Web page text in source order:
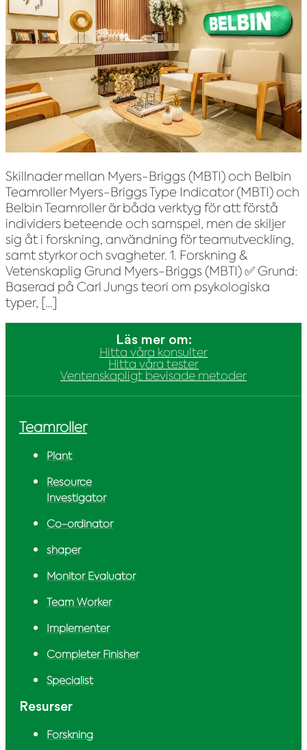
Skillnader mellan Myers-Briggs (MBTI) och Belbin
Teamroller Myers-Briggs Type Indicator (MBTI) och
Belbin Teamroller är båda verktyg för att förstå
individers beteende och samspel, men de skiljer
sig åt i forskning, användning för teamutveckling,
samt styrkor och svagheter. 1. Forskning &
Vetenskaplig Grund Myers-Briggs (MBTI) ✅ Grund:
Baserad på Carl Jungs teori om psykologiska
typer, […]
Läs mer om:
Hitta våra konsulter
Hitta våra tester
Ventenskapligt bevisade metoder
Teamroller
Plant
Resource
Investigator
Co-ordinator
shaper
Monitor Evaluator
Team Worker
Implementer
Completer Finisher
Specialist
Resurser
Forskning